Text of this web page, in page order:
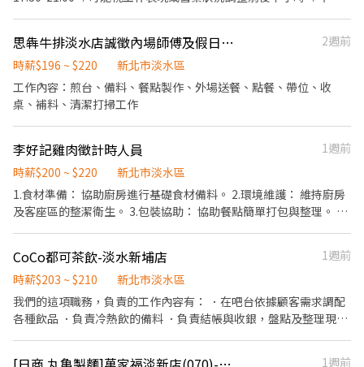
工作內容： 1.需要能獨立完成以下項目： 引導入座、點餐、打包、
結帳等工作 2.外場無需服務工作時需至內場協助製作餐點 3.協助製
作餐點項目包含： ＊配菜簡易擺盤及送餐 ＊炸物及食材秤重撿料 4.
閉店打烊收拾工作包含： ＊餐盤、器具清洗、環境清潔及免洗餐具
思犇牛排淡水店誠徵內場師傅及假日工讀
2週前
時薪$196 ~ $220
新北市淡水區
工作內容：煎台、備料、餐點製作、外場送餐、點餐、帶位、收
桌、補料、清潔打掃工作
李好記雞肉徵計時人員
1週前
時薪$200 ~ $220
新北市淡水區
1.食材準備： 協助廚房進行基礎食材備料。 2.環境維護： 維持廚房
及客座區的整潔衛生。 3.包裝協助： 協助餐點簡單打包與整理。 4.
• 特質需求： 具團隊合作精神、抗壓性強、工作效率高。 • 基本
知識： 具備基本的餐飲衛生與安全觀念。 • 需看得懂中文。 工作
時間與地點 • 工作時間： 週二至週日（08:30-13:30、16:00-
20:00），上下午排班。 • 工作地點： 英專店、新市店、義山店
CoCo都可茶飲-淡水新埔店
1週前
時薪$203 ~ $210
新北市淡水區
我們的這項職務，負責的工作內容有： ．在吧台依據顧客需求調配
各種飲品 ．負責冷熱飲的備料 ．負責結帳與收銀，盤點及整理現金
1週前